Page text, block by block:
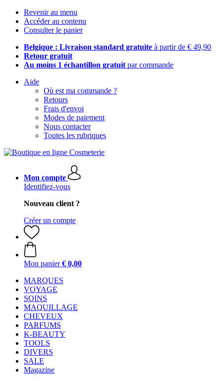
Revenir au menu
Accéder au contenu
Consulter le panier
Belgique : Livraison standard gratuite à partir de € 49,90
Retour gratuit
Au moins 1 échantillon gratuit par commande
Aide
Où est ma commande ?
Retours
Frais d'envoi
Modes de paiement
Nous contacter
Toutes les rubriques
Mon compte
Identifiez-vous
Nouveau client ?
Créer un compte
Mon panier € 0,00
MARQUES
VOYAGE
SOINS
MAQUILLAGE
CHEVEUX
PARFUMS
K-BEAUTY
TOOLS
DIVERS
SALE
Magazine